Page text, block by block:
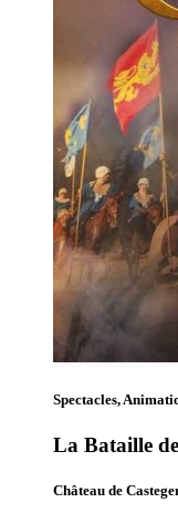
Spectacles,
La Bataille
Château de